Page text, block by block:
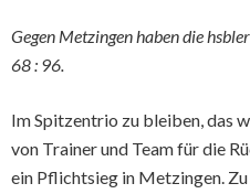
Gegen Metzingen haben die
68 : 96.
Im Spitzentrio zu bleiben, das
von Trainer und Team für die
ein Pflichtsieg in Metzingen.